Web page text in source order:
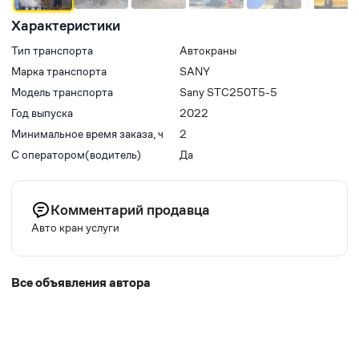
Характеристики
Тип транспорта
Автокраны
Марка транспорта
SANY
Модель транспорта
Sany STC250T5-5
Год выпуска
2022
Минимальное время заказа, ч
2
С оператором(водитель)
Да
Комментарий продавца
Авто кран услуги
Все объявления автора